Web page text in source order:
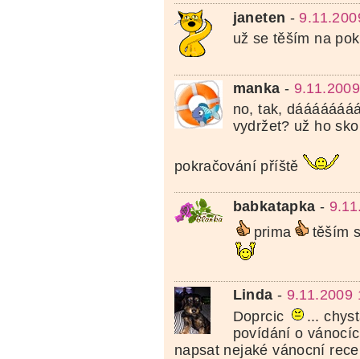
janeten -
už se těším na
manka -
no, tak,
vydržet? už ho
pokračování příště
babkatapka -
prima
těším
Linda - 9.11.2009
Doprcic
...
povídání o
napsat nejaké vánocní